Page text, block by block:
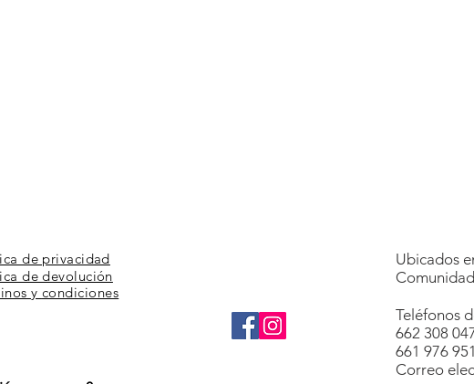
de privacidad
de devolución
y condiciones
Ubicados
Teléfonos
662 308
661 976 951
Correo